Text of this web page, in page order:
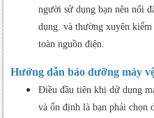
người sử dụng bạn nên nối
dụng. và thường xuyên kiểm
toàn nguồn điện.
Hướng dẫn bảo dưỡng máy
Điều đầu tiên khi dử dụng
và ổn định là bạn phải chọn